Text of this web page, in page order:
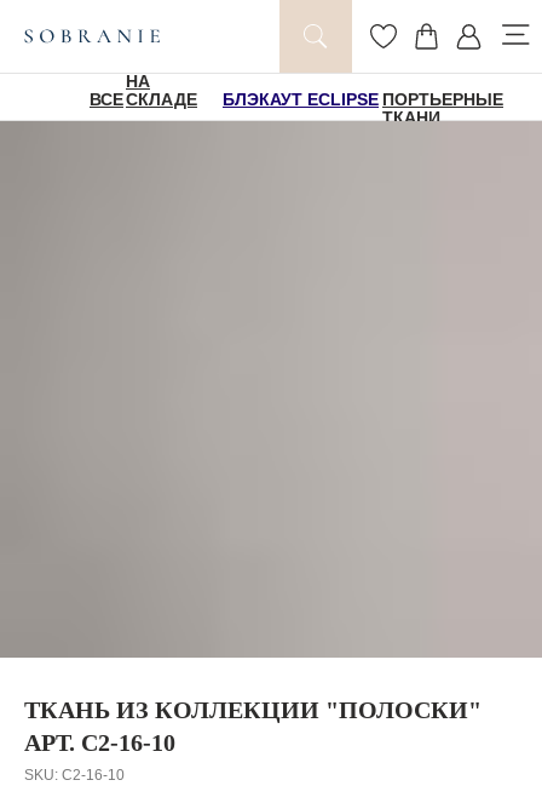
ВСЕ
НА
СКЛАДЕ
БЛЭКАУТ ECLIPSE ПОРТЬЕРНЫЕ
ТКАНИ
ТКАНЬ ИЗ КОЛЛЕКЦИИ "ПОЛОСКИ"
АРТ. C2-16-10
SKU: C2-16-10